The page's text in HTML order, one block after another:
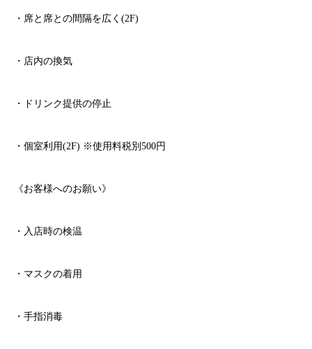
・席と席との間隔を広く (2F)
・店内の換気
・ドリンク提供の停止
・個室利用(2F) ※使用料税別 500円
《お客様へのお願い》
・入店時の検温
・マスクの着用
・手指消毒